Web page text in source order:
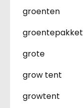
groenten
groentepakket
grote
grow tent
growtent